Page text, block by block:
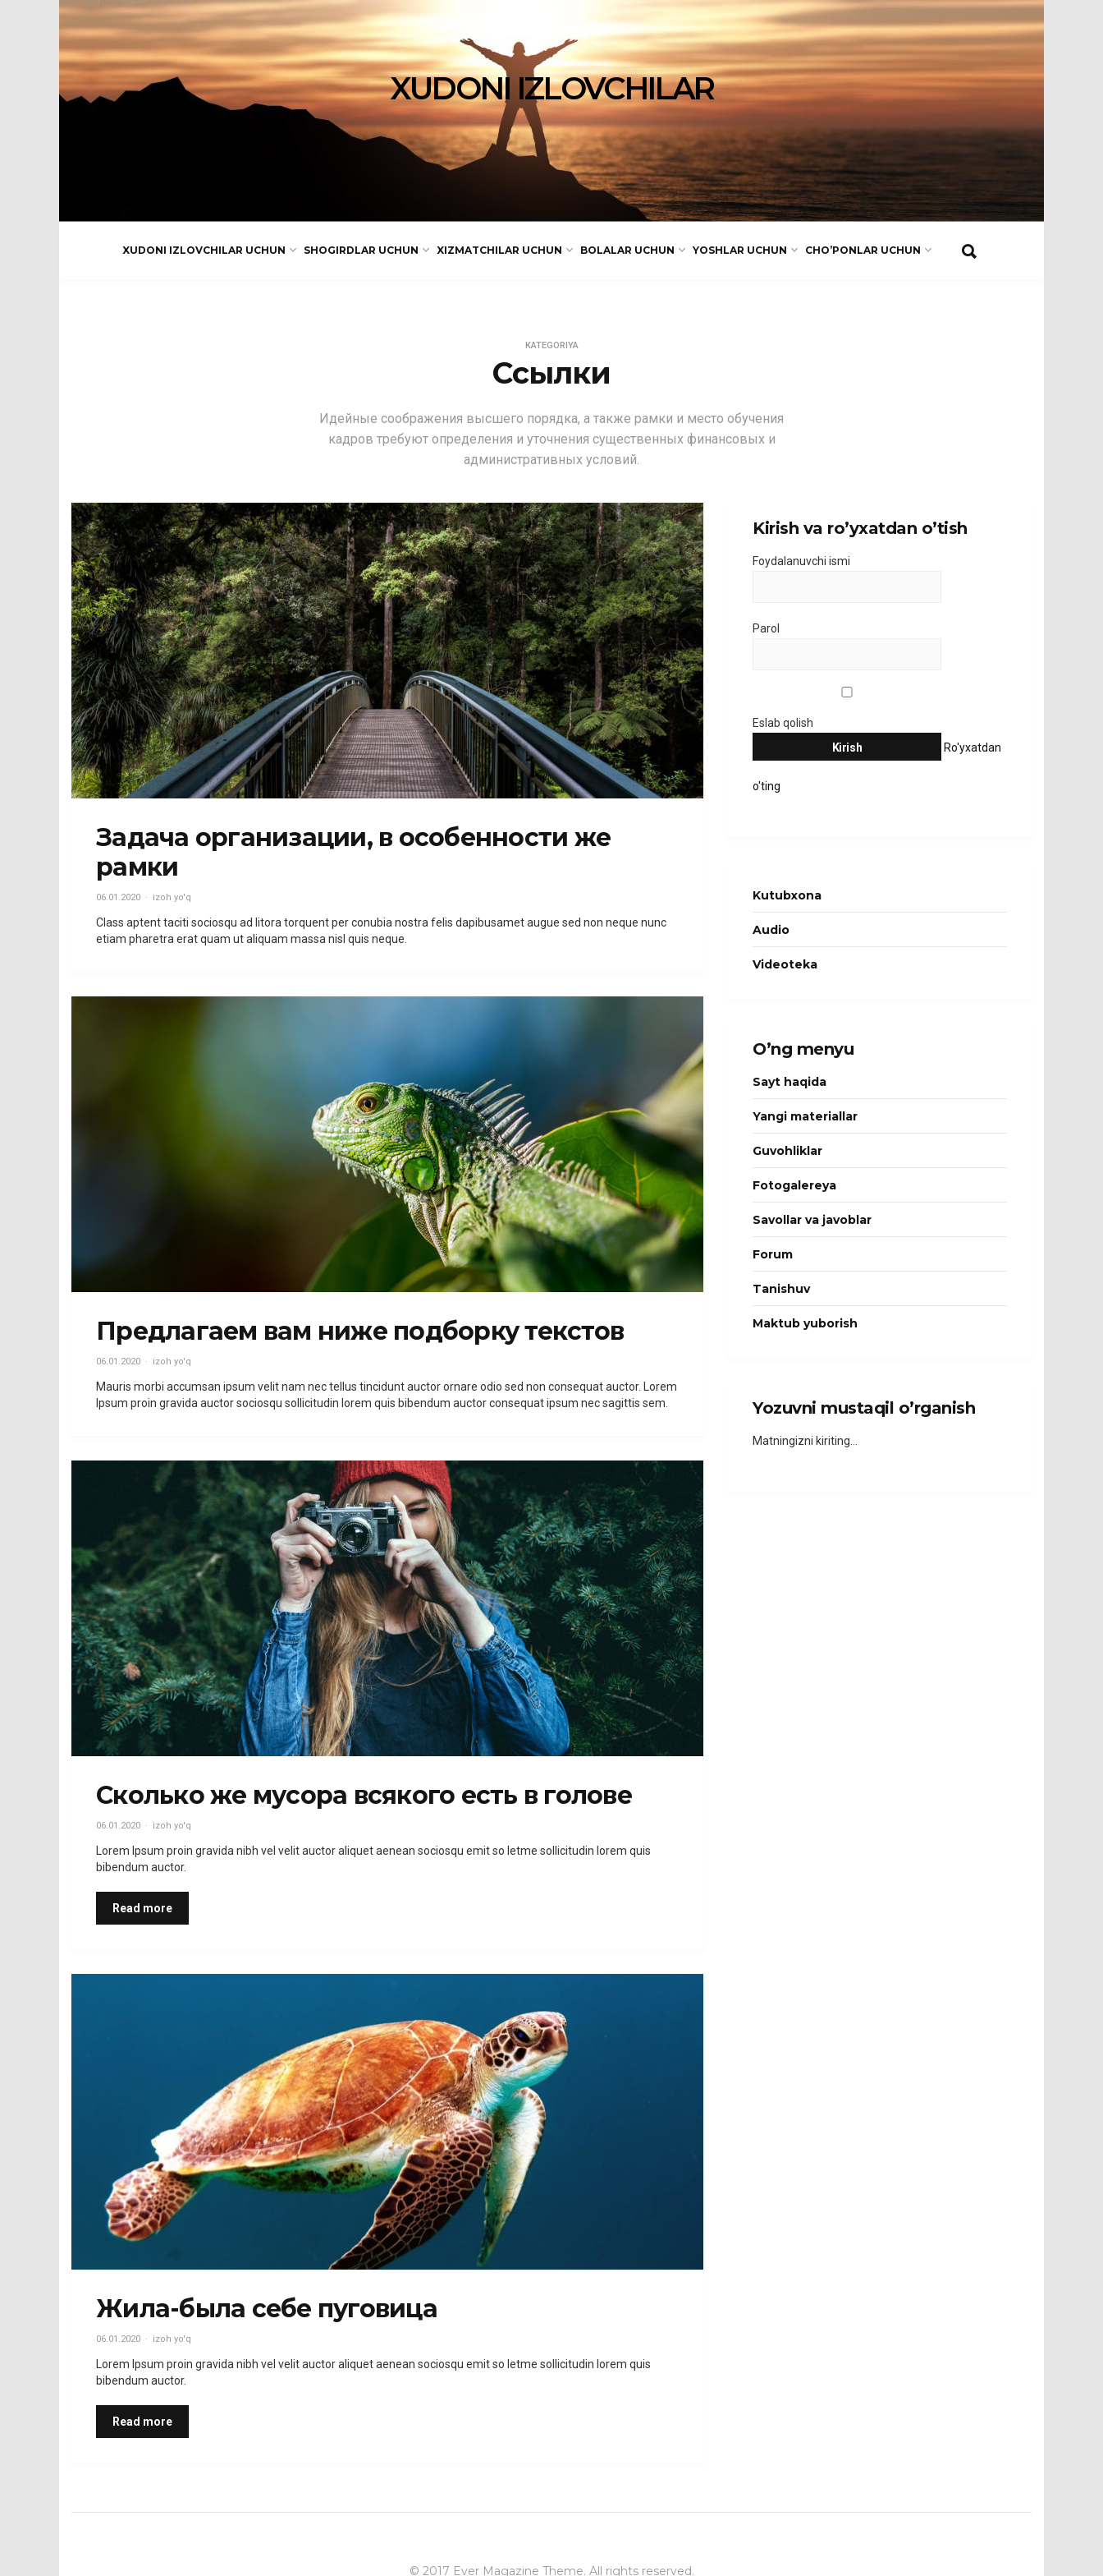
XUDONI IZLOVCHILAR
XUDONI IZLOVCHILAR UCHUN SHOGIRDLAR UCHUN XIZMATCHILAR UCHUN BOLALAR UCHUN YOSHLAR UCHUN CHO’PONLAR UCHUN
KATEGORIYA
Ссылки
Идейные соображения высшего порядка, а также рамки и место обучения
кадров требуют определения и уточнения существенных финансовых и
административных условий.
Задача организации, в особенности же
рамки
06.01.2020 izoh yo'q
Class aptent taciti sociosqu ad litora torquent per conubia nostra felis dapibusamet augue sed non neque nunc
etiam pharetra erat quam ut aliquam massa nisl quis neque.
Предлагаем вам ниже подборку текстов
06.01.2020 izoh yo'q
Mauris morbi accumsan ipsum velit nam nec tellus tincidunt auctor ornare odio sed non consequat auctor. Lorem
Ipsum proin gravida auctor sociosqu sollicitudin lorem quis bibendum auctor consequat ipsum nec sagittis sem.
Сколько же мусора всякого есть в голове
06.01.2020 izoh yo'q
Lorem Ipsum proin gravida nibh vel velit auctor aliquet aenean sociosqu emit so letme sollicitudin lorem quis
bibendum auctor.
Read more
Жила-была себе пуговица
06.01.2020 izoh yo'q
Lorem Ipsum proin gravida nibh vel velit auctor aliquet aenean sociosqu emit so letme sollicitudin lorem quis
bibendum auctor.
Read more
Kirish va ro’yxatdan o’tish
Foydalanuvchi ismi
Parol
Eslab qolish
Ro'yxatdan
o'ting
Kutubxona
Audio
Videoteka
O’ng menyu
Sayt haqida
Yangi materiallar
Guvohliklar
Fotogalereya
Savollar va javoblar
Forum
Tanishuv
Maktub yuborish
Yozuvni mustaqil o’rganish
Matningizni kiriting…
© 2017 Ever Magazine Theme. All rights reserved.